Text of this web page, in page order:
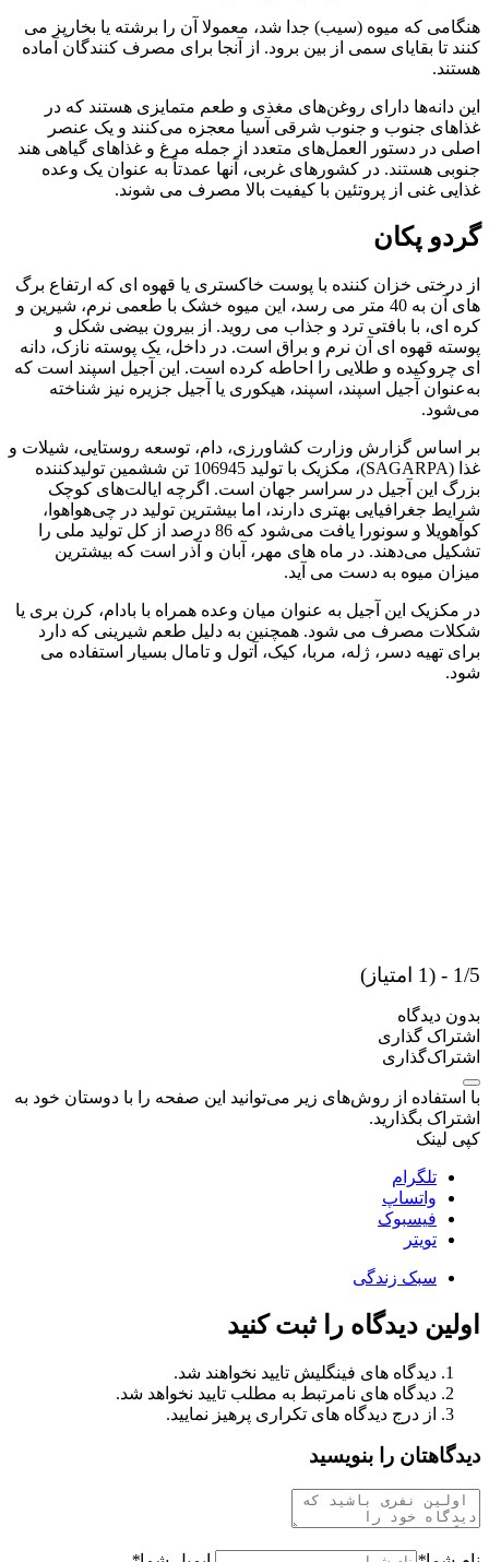
هنگامی که میوه (سیب) جدا شد، معمولا آن را برشته یا بخارپز می
کنند تا بقایای سمی از بین برود. از آنجا برای مصرف کنندگان آماده
هستند.
این دانه‌ها دارای روغن‌های مغذی و طعم متمایزی هستند که در
غذاهای جنوب و جنوب شرقی آسیا معجزه می‌کنند و یک عنصر
اصلی در دستور العمل‌های متعدد از جمله مرغ و غذاهای گیاهی هند
جنوبی هستند. در کشورهای غربی، آنها عمدتاً به عنوان یک وعده
غذایی غنی از پروتئین با کیفیت بالا مصرف می شوند.
گردو پکان
از درختی خزان کننده با پوست خاکستری یا قهوه ای که ارتفاع برگ
های آن به 40 متر می رسد، این میوه خشک با طعمی نرم، شیرین و
کره ای، با بافتی ترد و جذاب می روید. از بیرون بیضی شکل و
پوسته قهوه ای آن نرم و براق است. در داخل، یک پوسته نازک، دانه
ای چروکیده و طلایی را احاطه کرده است. این آجیل اسپند است که
به‌عنوان آجیل اسپند، اسپند، هیکوری یا آجیل جزیره نیز شناخته
می‌شود.
بر اساس گزارش وزارت کشاورزی، دام، توسعه روستایی، شیلات و
غذا (SAGARPA)، مکزیک با تولید 106945 تن ششمین تولیدکننده
بزرگ این آجیل در سراسر جهان است. اگرچه ایالت‌های کوچک
شرایط جغرافیایی بهتری دارند، اما بیشترین تولید در چی‌هواهوا،
کوآهویلا و سونورا یافت می‌شود که 86 درصد از کل تولید ملی را
تشکیل می‌دهند. در ماه های مهر، آبان و آذر است که بیشترین
میزان میوه به دست می آید.
در مکزیک این آجیل به عنوان میان وعده همراه با بادام، کرن بری یا
شکلات مصرف می شود. همچنین به دلیل طعم شیرینی که دارد
برای تهیه دسر، ژله، مربا، کیک، آتول و تامال بسیار استفاده می
شود.
1/5 - (1 امتیاز)
بدون دیدگاه
اشتراک گذاری
اشتراک‌گذاری
با استفاده از روش‌های زیر می‌توانید این صفحه را با دوستان خود به
اشتراک بگذارید.
کپی لینک
تلگرام
واتساپ
فیسبوک
تویتر
سبک زندگی
اولین دیدگاه را ثبت کنید
دیدگاه های فینگلیش تایید نخواهند شد.
دیدگاه های نامرتبط به مطلب تایید نخواهد شد.
از درج دیدگاه های تکراری پرهیز نمایید.
دیدگاهتان را بنویسید